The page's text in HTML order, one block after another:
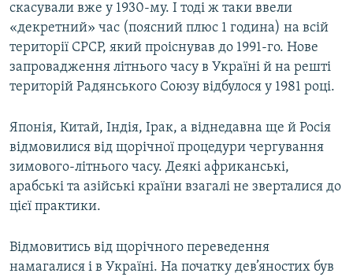
скасували вже у 1930-му. І тоді ж таки ввели
«декретний» час (поясний плюс 1 година) на всій
території СРСР, який проіснував до 1991-го. Нове
запровадження літнього часу в Україні й на решті
територій Радянського Союзу відбулося у 1981 році.
Японія, Китай, Індія, Ірак, а віднедавна ще й Росія
відмовилися від щорічної процедури чергування
зимового-літнього часу. Деякі африканські,
арабські та азійські країни взагалі не зверталися до
цієї практики.
Відмовитись від щорічного переведення
намагалися і в Україні. На початку дев’яностих був